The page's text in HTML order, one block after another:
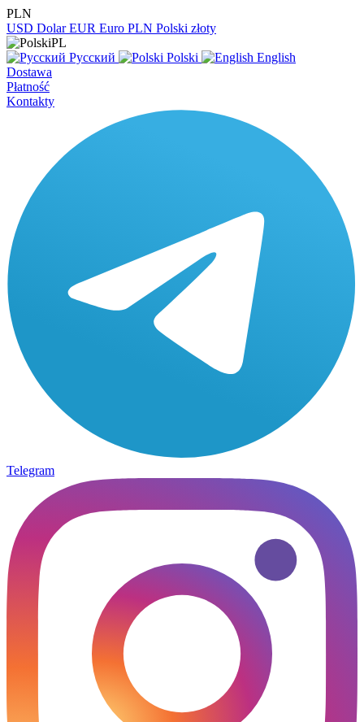
PLN
USD Dolar EUR Euro PLN Polski złoty
PL
Русский
Polski
English
Dostawa
Płatność
Kontakty
Telegram